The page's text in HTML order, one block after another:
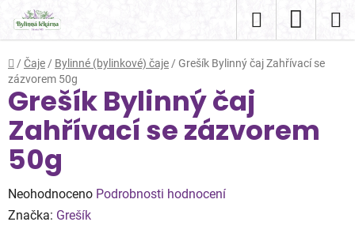
obsah
Hledat
KOŠÍK
Domů
/ Čaje / Bylinné (bylinkové) čaje / Grešík Bylinný čaj Zahřívací se
zázvorem 50g
Grešík Bylinný čaj
Zahřívací se zázvorem
50g
Průměrné
hodnocení
Neohodnoceno Podrobnosti hodnocení
Značka: Grešík